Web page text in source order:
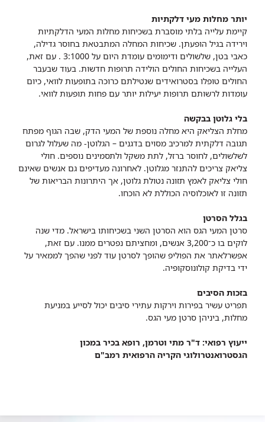
יותר מחלות מעי דלקתיות
קיימת עלייה בלתי מוסברת בשכיחות מחלות המעי הדלקתיות
וירידה בגיל הופעתן. שכיחות המחלה המתבטאת בחוסר גדילה,
כאבי בטן, שלשולים ודימומים עומדת היום על 3:1000 . עם זאת,
העלייה בשכיחות החולים הולידה תרופות חדשות. בעוד שבעבר
החולים טופלו בסטרואידים שנטילתם כרוכה בתופעות לוואי, כיום
עומדות לרשותם תרופות יעילות יותר עם פחות תופעות לוואי.
בלי גלוטן בבקשה
מחלת הצליאק היא מחלה נוספת של המעי הדק, שבה הגוף מפתח
תגובה דלקתית למרכיב מסוים בדגנים – הגלוטן- מה שעלול לגרום
לשלשולים, לחוסר ברזל, לתת משקל ולתסמינים נוספים. חולי
צליאק צריכים להתנזר מגלוטן. לאחרונה מעדיפים גם אנשים שאינם
חולי צליאק לאמץ תזונה נטולת גלוטן, אך היתרונות הבריאות של
תזונה זו לאוכלוסיה הכוללת לא הוכחו.
בגלל הסרטן
סרטן המעי הגס הוא הסרטן השני בשכיחותו בישראל. מדי שנה
לוקים בו כ־3,200 אנשים, ומחציתם נפטרים ממנו. עם זאת,
אפשרלאתר את הפוליפ שהופך לסרטן עוד לפני שהפך לממאיר על
ידי בדיקת קולונוסקופיה.
בזכות הסיבים
תפריט עשיר בפירות וירקות עתירי סיבים יכול לסייע במניעת
מחלות, ביניהן סרטן מעי הגס.
ייעוץ רפואי: ד"ר מתי וטרמן, רופא בכיר במכון
הגסטרואנטרולוגי הקריה הרפואית רמב"ם